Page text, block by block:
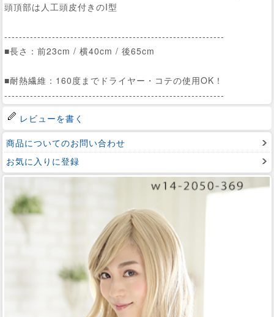
頭頂部は人工頭皮付きのI型
------------------------------------------------------------
■長さ：前23cm / 横40cm / 後65cm
■耐熱繊維：160度までドライヤー・コテの使用OK！
------------------------------------------------------------
レビューを書く
商品についてのお問い合わせ
お気に入りに登録